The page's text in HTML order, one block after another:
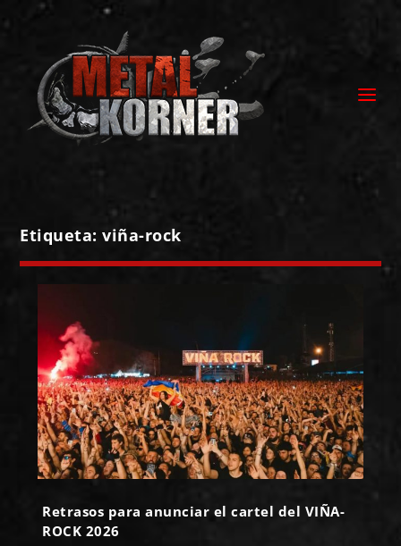
Etiqueta:viña-rock
Retrasos para anunciar el cartel del VIÑA-
ROCK 2026